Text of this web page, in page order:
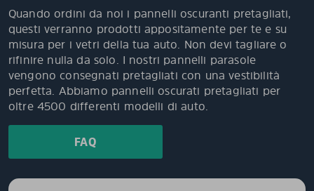
Quando ordini da noi i pannelli oscuranti pretagliati,
questi verranno prodotti appositamente per te e su
misura per i vetri della tua auto. Non devi tagliare o
rifinire nulla da solo. I nostri pannelli parasole
vengono consegnati pretagliati con una vestibilità
perfetta. Abbiamo pannelli oscurati pretagliati per
oltre 4500 differenti modelli di auto.
FAQ